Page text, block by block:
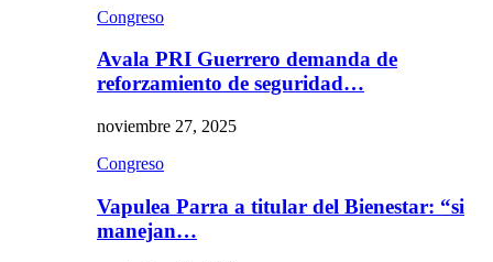
Congreso
Avala PRI Guerrero demanda de
reforzamiento de seguridad…
noviembre 27, 2025
Congreso
Vapulea Parra a titular del Bienestar: “si
manejan…